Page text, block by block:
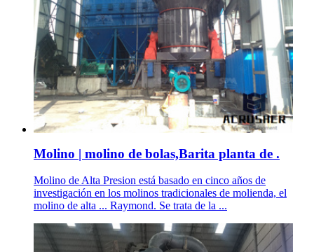
Molino | molino de bolas,Barita planta de .
Molino de Alta Presion está basado en cinco años de
investigación en los molinos tradicionales de molienda, el
molino de alta ... Raymond. Se trata de la ...